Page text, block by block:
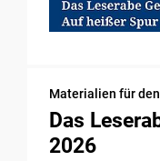
Materialien für
Das
2026